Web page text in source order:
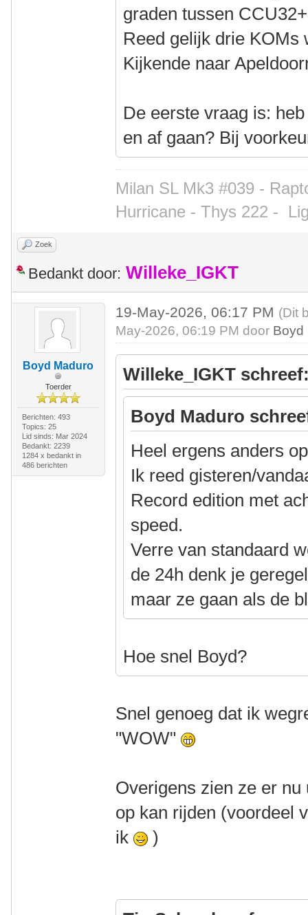
graden tussen
Reed gelijk drie KOMs
Kijkende naar
De eerste vraag is:
en af gaan? Bij
Milan SL Mk3 #039 -
Hurricane - Thys 222 -
Zoek
Bedankt door: Willeke_IGKT
Boyd Maduro
Toerder
Berichten: 493
Topics: 25
Lid sinds: Mar 2024
Bedankt: 2239
1284 x bedankt in
486 berichten
19-May-2026, 06:17 PM (Dit
May-2026, 06:19 PM door Boyd
Willeke_IGKT
Boyd Maduro
Heel ergens anders
Ik reed gisteren/
Record edition met
speed.
Verre van standaard
de 24h denk je
maar ze gaan als de
Hoe snel Boyd?
Snel genoeg dat ik
"WOW"
Overigens zien ze er
op kan rijden (voordeel
ik
)